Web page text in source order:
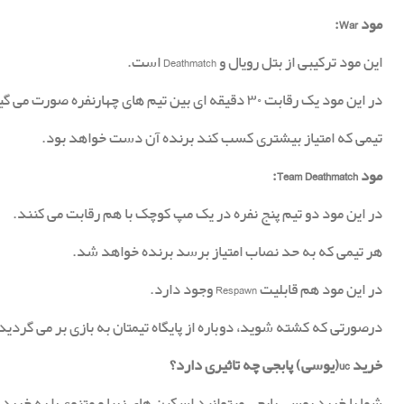
مود War:
این مود ترکیبی از بتل رویال و Deathmatch است.
در این مود یک رقابت ۳۰ دقیقه ای بین تیم های چهارنفره صورت می گیرد.
تیمی که امتیاز بیشتری کسب کند برنده آن دست خواهد بود.
مود Team Deathmatch:
در این مود دو تیم پنج نفره در یک مپ کوچک با هم رقابت می کنند.
هر تیمی که به حد نصاب امتیاز برسد برنده خواهد شد.
در این مود هم قابلیت Respawn وجود دارد.
درصورتی که کشته شوید، دوباره از پایگاه تیمتان به بازی بر می
خرید uc(یوسی) پابجی چه تاثیری دارد؟